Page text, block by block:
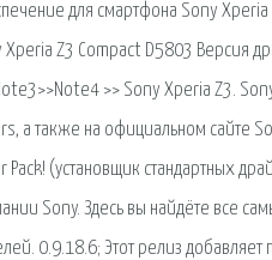
для смартфона Sony Xperia
Xperia Z3 Compact D5803 Версия
>> Sony Xperia Z3.
а также на официальном сайте
Pack! (установщик стандартных
Sony. Здесь вы найдёте все
0.9.18.6; Этот релиз добавляет